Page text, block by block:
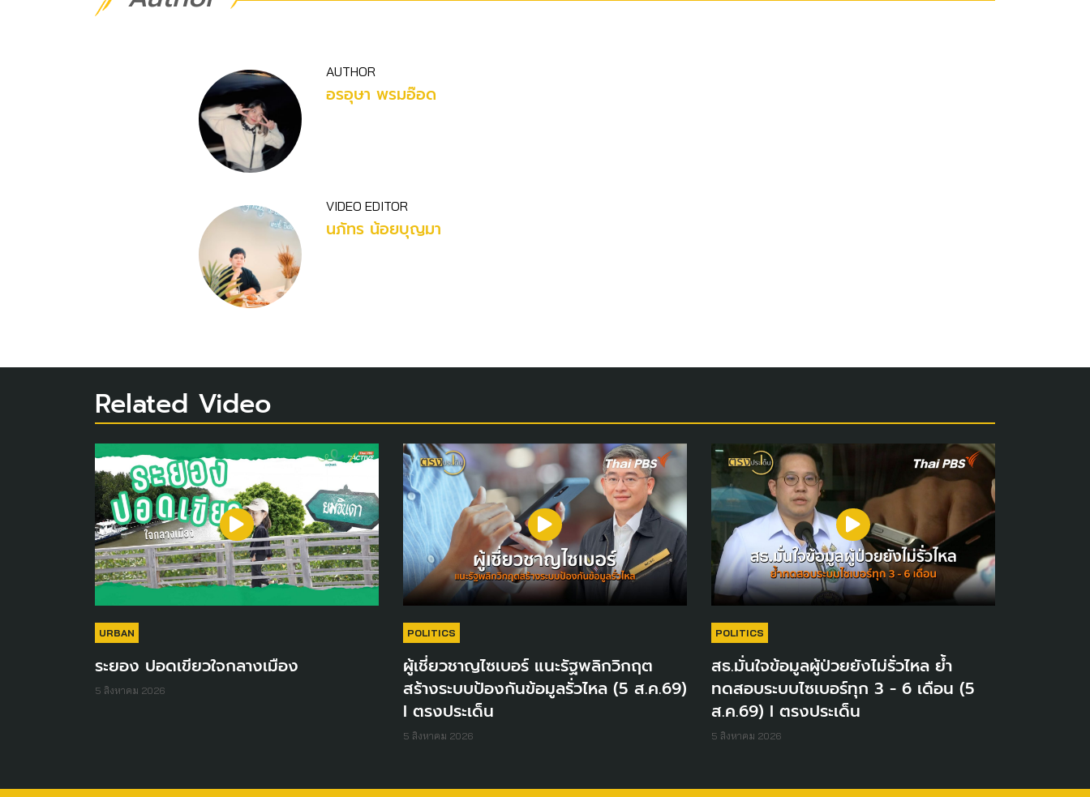
AUTHOR
อรอุษา พรมอ๊อด
VIDEO EDITOR
นภัทร น้อยบุญมา
Related Video
URBAN
ระยอง ปอดเขียวใจกลางเมือง
5 สิงหาคม 2026
POLITICS
ผู้เชี่ยวชาญไซเบอร์ แนะรัฐพลิกวิกฤต
สร้างระบบป้องกันข้อมูลรั่วไหล (5 ส.ค.69)
I ตรงประเด็น
5 สิงหาคม 2026
POLITICS
สธ.มั่นใจข้อมูลผู้ป่วยยังไม่รั่วไหล ย้ำ
ทดสอบระบบไซเบอร์ทุก 3 - 6 เดือน (5
ส.ค.69) I ตรงประเด็น
5 สิงหาคม 2026